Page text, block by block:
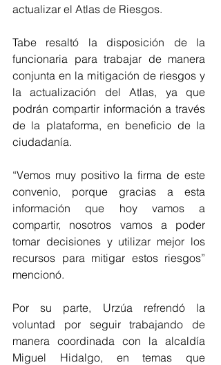
actualizar el Atlas de Riesgos.
Tabe resaltó la disposición de la
funcionaria para trabajar de manera
conjunta en la mitigación de riesgos y
la actualización del Atlas, ya que
podrán compartir información a través
de la plataforma, en beneficio de la
ciudadanía.
“Vemos muy positivo la firma de este
convenio, porque gracias a esta
información que hoy vamos a
compartir, nosotros vamos a poder
tomar decisiones y utilizar mejor los
recursos para mitigar estos riesgos”
mencionó.
Por su parte, Urzúa refrendó la
voluntad por seguir trabajando de
manera coordinada con la alcaldía
Miguel Hidalgo, en temas que